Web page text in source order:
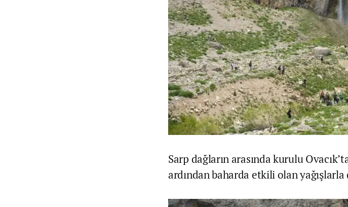
Sarp dağların arasında kurulu
ardından baharda etkili olan yağışlarla